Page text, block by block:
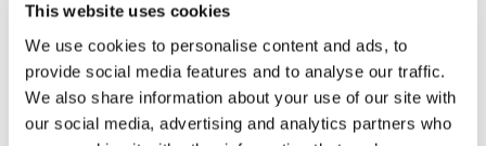
This website uses cookies
We use cookies to personalise content and ads, to
provide social media features and to analyse our traffic.
We also share information about your use of our site with
our social media, advertising and analytics partners who
Ochrony Rządu.
Taksówkarze